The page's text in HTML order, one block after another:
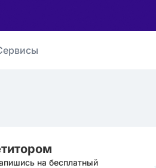
на бесплатный